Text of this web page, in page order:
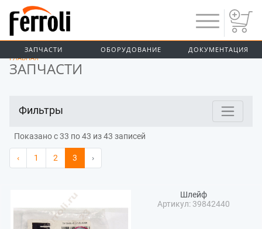
ЗАПЧАСТИ ОБОРУДОВАНИЕ ДОКУМЕНТАЦИЯ
ГЛАВНАЯ
ЗАПЧАСТИ
Фильтры
Показано с 33 по 43 из 43 записей
‹ 1 2 3 ›
Шлейф
Артикул: 39842440